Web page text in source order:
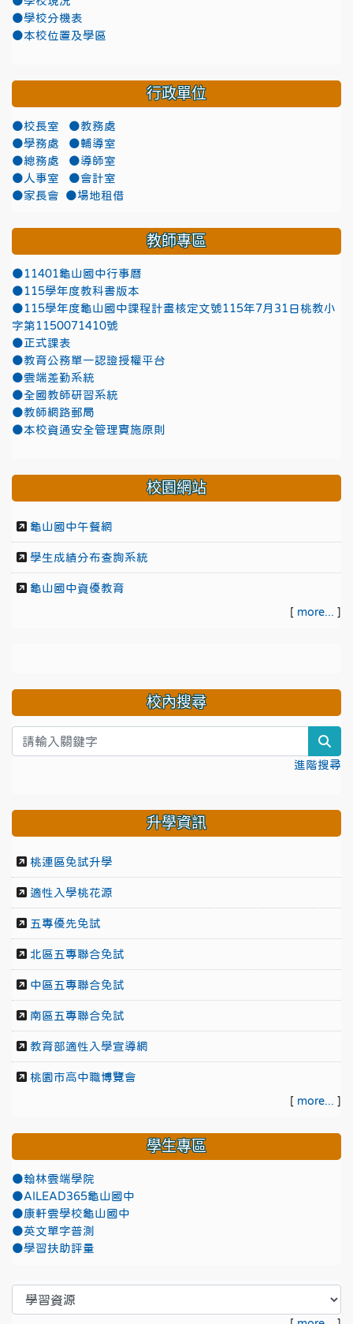
●學校分機表
●本校位置及學區
行政單位
●校長室
●教務處
●學務處
●輔導室
●總務處
●導師室
●人事室
●會計室
●家長會
●場地租借
教師專區
●11401龜山國中行事曆
●115學年度教科書版本
●115學年度龜山國中課程計畫核定文號115年7月31日桃教小
字第1150071410號
●正式課表
●教育公務單一認證授權平台
●雲端差勤系統
●全國教師研習系統
●教師網路郵局
●本校資通安全管理實施原則
校園網站
龜山國中午餐網
學生成績分布查詢系統
龜山國中資優教育
[ more... ]
校內搜尋
進階搜尋
升學資訊
桃連區免試升學
適性入學桃花源
五專優先免試
北區五專聯合免試
中區五專聯合免試
南區五專聯合免試
教育部適性入學宣導網
桃園市高中職博覽會
[ more... ]
學生專區
●翰林雲端學院
●AILEAD365龜山國中
●康軒雲學校龜山國中
●英文單字普測
●學習扶助評量